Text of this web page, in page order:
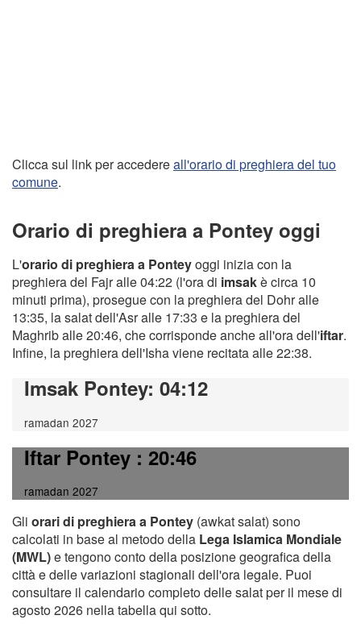
Clicca sul link per accedereall'orario di preghiera del tuo
comune.
Orario di preghiera a Pontey oggi
L'orario di preghiera a Ponteyoggi inizia con la
preghiera del Fajr alle 04:22 (l'ora di imsakè circa 10
minuti prima), prosegue con la preghiera del Dohr alle
13:35, la salat dell'Asr alle 17:33 e la preghiera del
Maghrib alle 20:46, che corrisponde anche all'ora dell'iftar.
Infine, la preghiera dell'Isha viene recitata alle 22:38.
Imsak Pontey: 04:12
ramadan 2027
Iftar Pontey: 20:46
ramadan 2027
Gli orari di preghiera a Pontey (awkat salat) sono
calcolati in base al metodo della Lega Islamica Mondiale
(MWL)e tengono conto della posizione geografica della
città e delle variazioni stagionali dell'ora legale. Puoi
consultare il calendario completo delle salat per il mese di
agosto 2026 nella tabella qui sotto.